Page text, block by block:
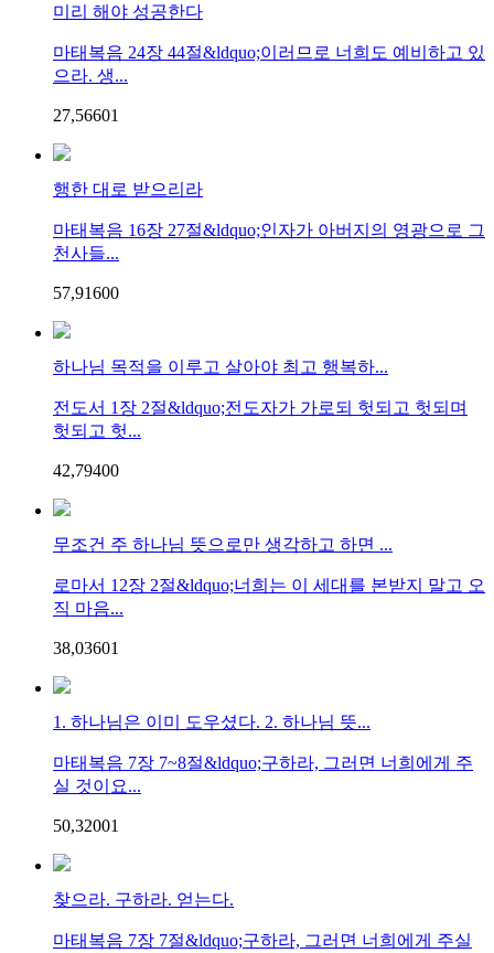
미리 해야 성공한다
마태복음 24장 44절&ldquo;이러므로 너희도 예비하고 있
으라. 생...
27,56601
행한 대로 받으리라
마태복음 16장 27절&ldquo;인자가 아버지의 영광으로 그
천사들...
57,91600
하나님 목적을 이루고 살아야 최고 행복하...
전도서 1장 2절&ldquo;전도자가 가로되 헛되고 헛되며
헛되고 헛...
42,79400
무조건 주 하나님 뜻으로만 생각하고 하면 ...
로마서 12장 2절&ldquo;너희는 이 세대를 본받지 말고 오
직 마음...
38,03601
1. 하나님은 이미 도우셨다. 2. 하나님 뜻...
마태복음 7장 7~8절&ldquo;구하라, 그러면 너희에게 주
실 것이요...
50,32001
찾으라. 구하라. 얻는다.
마태복음 7장 7절&ldquo;구하라, 그러면 너희에게 주실